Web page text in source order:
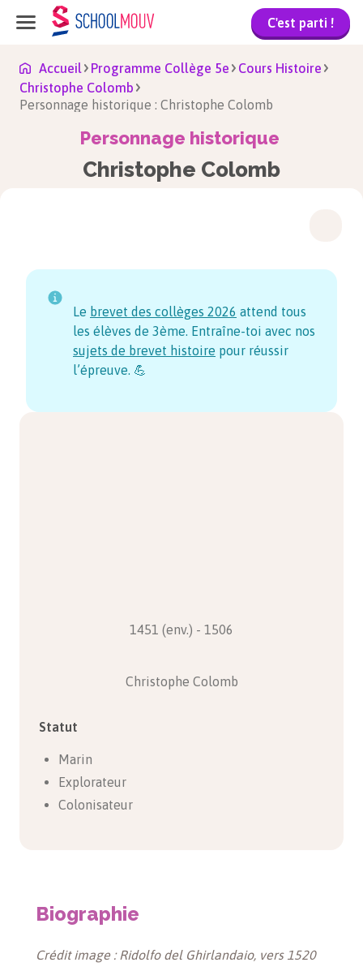
C'est parti !
Accueil Programme Collège 5e
Cours Histoire
Christophe Colomb
Personnage historique : Christophe Colomb
Personnage historique
Christophe Colomb
Le brevet des collèges 2026 attend tous
les élèves de 3ème. Entraîne-toi avec nos
sujets de brevet histoire pour réussir
l’épreuve. 💪
1451 (env.) - 1506
Christophe Colomb
Statut
Marin
Explorateur
Colonisateur
Biographie
Crédit image : Ridolfo del Ghirlandaio, vers 1520